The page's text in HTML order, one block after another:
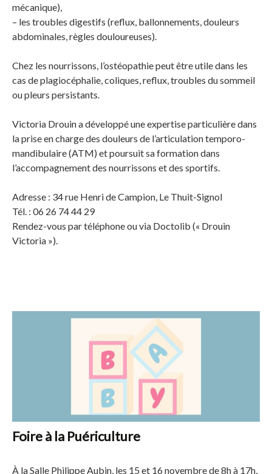
mécanique),
– les troubles digestifs (reflux, ballonnements, douleurs
abdominales, règles douloureuses).
Chez les nourrissons, l’ostéopathie peut être utile dans les
cas de plagiocéphalie, coliques, reflux, troubles du sommeil
ou pleurs persistants.
Victoria Drouin a développé une expertise particulière dans
la prise en charge des douleurs de l’articulation temporo-
mandibulaire (ATM) et poursuit sa formation dans
l’accompagnement des nourrissons et des sportifs.
Adresse : 34 rue Henri de Campion, Le Thuit-Signol
Tél. : 06 26 74 44 29
Rendez-vous par téléphone ou via Doctolib (« Drouin
Victoria »).
Foire à la Puériculture
À la Salle Philippe Aubin, les 15 et 16 novembre de 8h à 17h,